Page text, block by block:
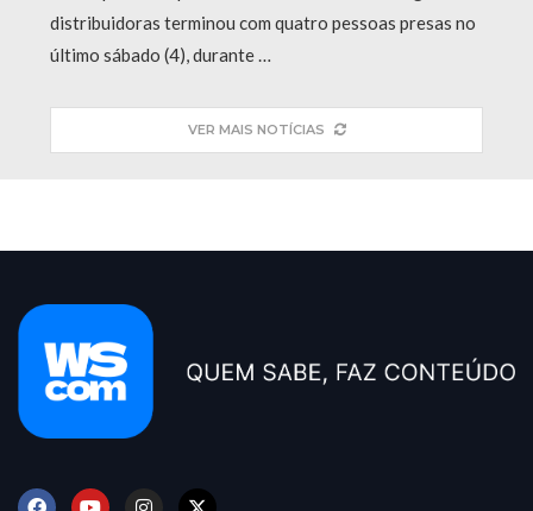
distribuidoras terminou com quatro pessoas presas no
último sábado (4), durante …
VER MAIS NOTÍCIAS